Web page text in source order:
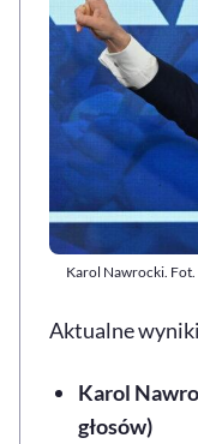
Karol Nawrocki. Fot.
Aktualne
Karol
głosów)